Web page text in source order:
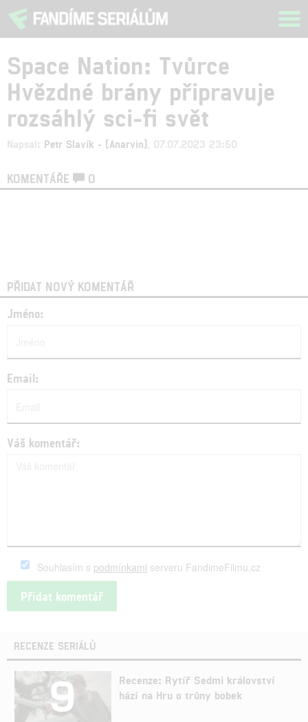
Space Nation: Tvůrce
Hvězdné brány připravuje
rozsáhlý sci-fi svět
Napsal: Petr Slavík - (Anarvin) , 07.07.2023 23:50
KOMENTÁŘE 0
PŘIDAT NOVÝ KOMENTÁŘ
Jméno:
Email:
Váš komentář:
Souhlasím s podmínkami serveru FandimeFilmu.cz
RECENZE SERIÁLŮ
9
Recenze: Rytíř Sedmi království
hází na Hru o trůny bobek